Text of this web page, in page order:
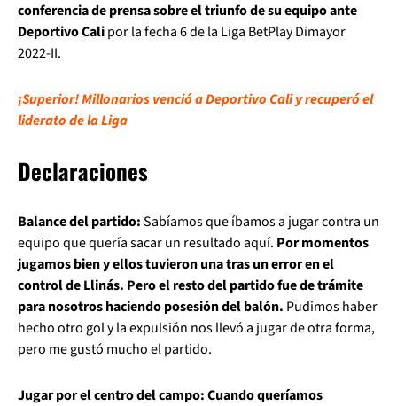
conferencia de prensa sobre el triunfo de su equipo ante
Deportivo Calipor la fecha 6 de la Liga BetPlay Dimayor
2022-II.
¡Superior! Millonarios venció a Deportivo Cali y recuperó el
liderato de la Liga
Declaraciones
Balance del partido:Sabíamos que íbamos a jugar contra un
equipo que quería sacar un resultado aquí. Por momentos
jugamos bien y ellos tuvieron una tras un error en el
control de Llinás. Pero el resto del partido fue de trámite
para nosotros haciendo posesión del balón. Pudimos haber
hecho otro gol y la expulsión nos llevó a jugar de otra forma,
pero me gustó mucho el partido.
Jugar por el centro del campo: Cuando queríamos